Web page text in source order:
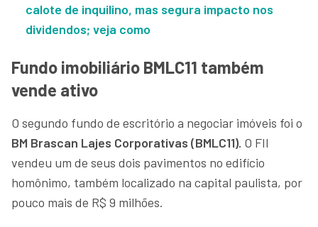
calote de inquilino, mas segura impacto nos
dividendos; veja como
Fundo imobiliário BMLC11 também
vende ativo
O segundo fundo de escritório a negociar imóveis foi o
BM Brascan Lajes Corporativas (BMLC11). O FII
vendeu um de seus dois pavimentos no edifício
homônimo, também localizado na capital paulista, por
pouco mais de R$ 9 milhões.